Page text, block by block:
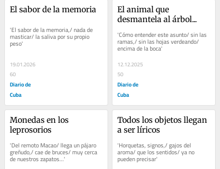
El sabor de la memoria
'El sabor de la memoria,/ nada de
masticar/ la saliva por su propio
peso'
19.01.2026
60
Diario de
Cuba
El animal que
desmantela al árbol...
'Cómo entender este asunto/ sin las
ramas,/ sin las hojas verdeando/
encima de la boca'
12.12.2025
50
Diario de
Cuba
Monedas en los
leprosorios
'Del remoto Macao/ llega un pájaro
greñudo,/ cae de bruces/ muy cerca
de nuestros zapatos…'
Todos los objetos llegan
a ser líricos
'Horquetas, signos,/ gajos del
aroma/ que los sentidos/ ya no
pueden precisar'